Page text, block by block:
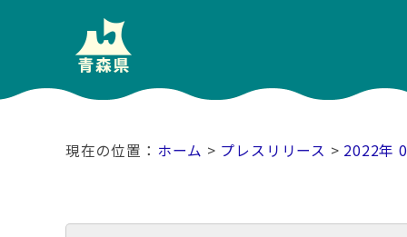
ホーム > プレスリリース > 2022年